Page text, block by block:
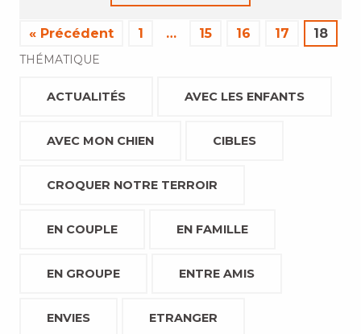
« Précédent 1 … 15 16 17 18
THÉMATIQUE
ACTUALITÉS AVEC LES ENFANTS
AVEC MON CHIEN CIBLES
CROQUER NOTRE TERROIR
EN COUPLE EN FAMILLE
EN GROUPE ENTRE AMIS
ENVIES ETRANGER